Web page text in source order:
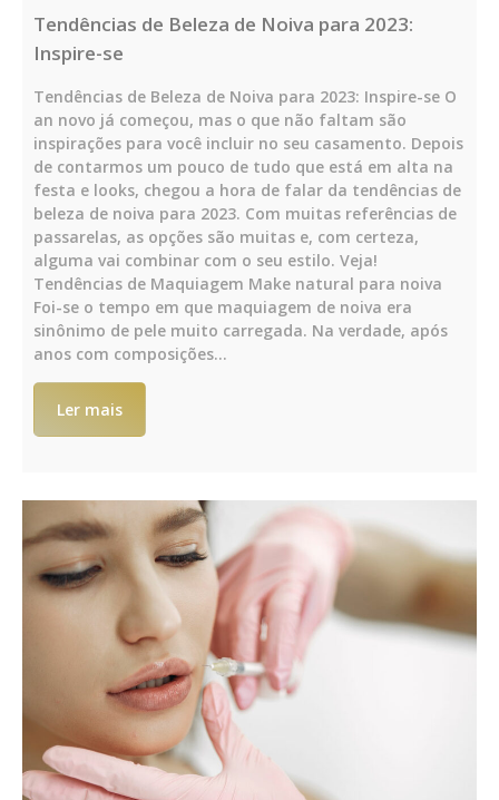
Tendências de Beleza de Noiva para 2023:
Inspire-se
Tendências de Beleza de Noiva para 2023: Inspire-se O
an novo já começou, mas o que não faltam são
inspirações para você incluir no seu casamento. Depois
de contarmos um pouco de tudo que está em alta na
festa e looks, chegou a hora de falar da tendências de
beleza de noiva para 2023. Com muitas referências de
passarelas, as opções são muitas e, com certeza,
alguma vai combinar com o seu estilo. Veja!
Tendências de Maquiagem Make natural para noiva
Foi-se o tempo em que maquiagem de noiva era
sinônimo de pele muito carregada. Na verdade, após
anos com composições…
Ler mais